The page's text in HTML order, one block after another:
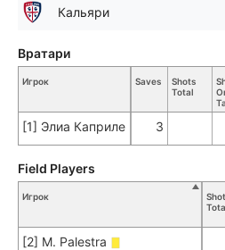
Кальяри
Игрок Saves
Shots
Total
[1] Элиа Каприле 3
Вратари
Игрок
[2] M. Palestra
Field Players